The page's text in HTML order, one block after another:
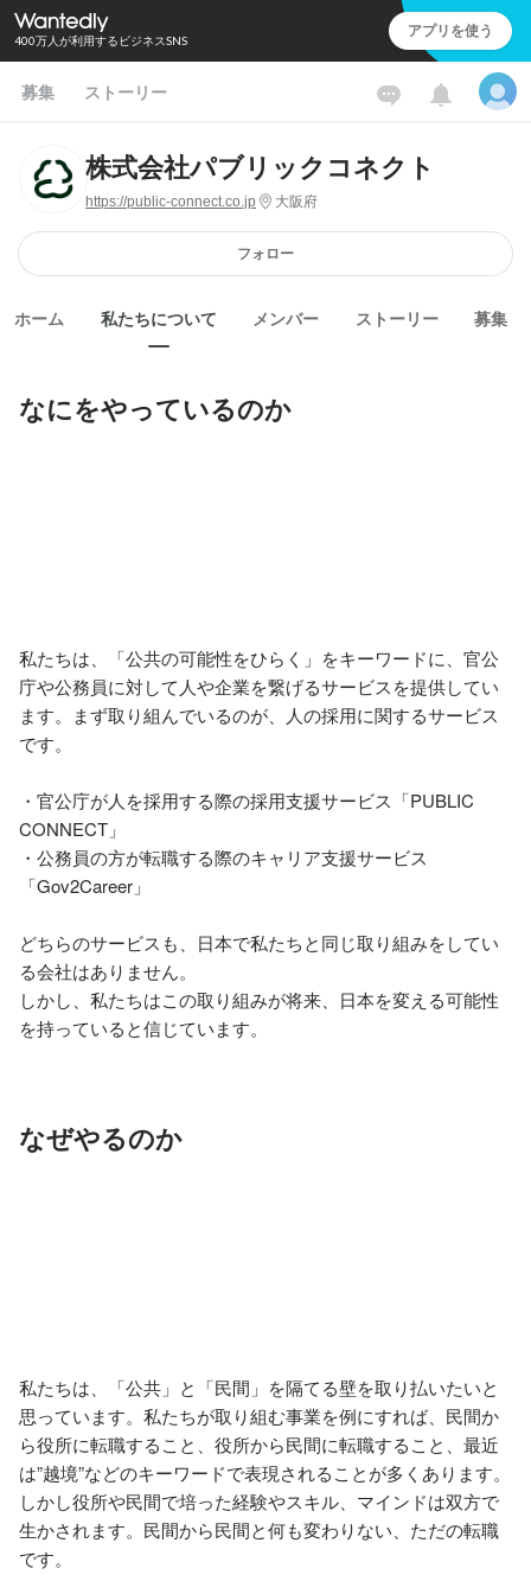
400万人が利用するビジネスSNS アプリを使う
募集 ストーリー
株式会社パブリックコネクト
https://public-connect.co.jp 大阪府
フォロー
ホーム 私たちについて メンバー ストーリー 募集
なにをやっているのか
私たちは、「公共の可能性をひらく」をキーワードに、官公
庁や公務員に対して人や企業を繋げるサービスを提供してい
ます。まず取り組んでいるのが、人の採用に関するサービス
です。
・官公庁が人を採用する際の採用支援サービス「PUBLIC
CONNECT」
・公務員の方が転職する際のキャリア支援サービス
「Gov2Career」
どちらのサービスも、日本で私たちと同じ取り組みをしてい
る会社はありません。
しかし、私たちはこの取り組みが将来、日本を変える可能性
を持っていると信じています。
なぜやるのか
私たちは、「公共」と「民間」を隔てる壁を取り払いたいと
思っています。私たちが取り組む事業を例にすれば、民間か
ら役所に転職すること、役所から民間に転職すること、最近
は”越境”などのキーワードで表現されることが多くあります。
しかし役所や民間で培った経験やスキル、マインドは双方で
生かされます。民間から民間と何も変わりない、ただの転職
です。